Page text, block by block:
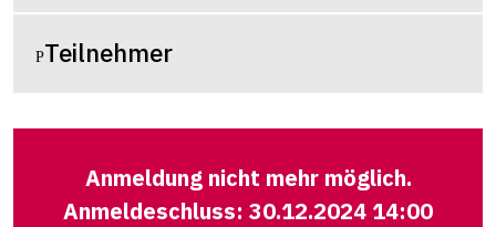
Teilnehmer
Anmeldung nicht mehr möglich.
Anmeldeschluss: 30.12.2024 14:00